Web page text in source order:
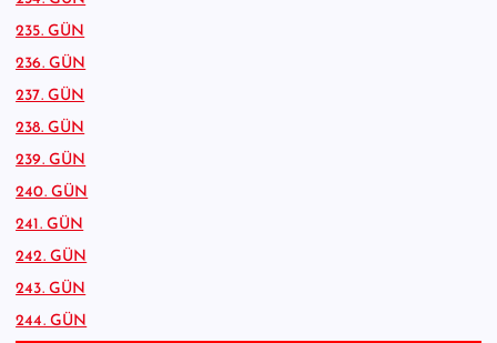
235. GÜN
236. GÜN
237. GÜN
238. GÜN
239. GÜN
240. GÜN
241. GÜN
242. GÜN
243. GÜN
244. GÜN